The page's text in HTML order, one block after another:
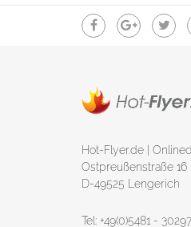
Hot-Flyer.de |
Ostpreußenstraße 16
D-49525 Lengerich
Tel: +49(0)5481 -